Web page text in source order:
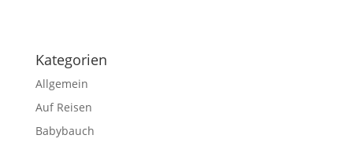
Kategorien
Allgemein
Auf Reisen
Babybauch